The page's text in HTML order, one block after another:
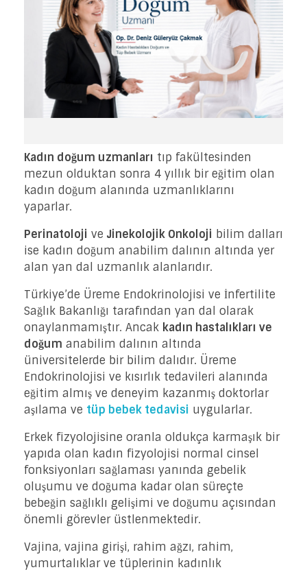
Kadın doğum uzmanları tıp fakültesinden
mezun olduktan sonra 4 yıllık bir eğitim olan
kadın doğum alanında uzmanlıklarını
yaparlar.
Perinatoloji ve Jinekolojik Onkoloji bilim dalları
ise kadın doğum anabilim dalının altında yer
alan yan dal uzmanlık alanlarıdır.
Türkiye’de Üreme Endokrinolojisi ve İnfertilite
Sağlık Bakanlığı tarafından yan dal olarak
onaylanmamıştır. Ancak kadın hastalıkları ve
doğum anabilim dalının altında
üniversitelerde bir bilim dalıdır. Üreme
Endokrinolojisi ve kısırlık tedavileri alanında
eğitim almış ve deneyim kazanmış doktorlar
aşılama ve tüp bebek tedavisi uygularlar.
Erkek fizyolojisine oranla oldukça karmaşık bir
yapıda olan kadın fizyolojisi normal cinsel
fonksiyonları sağlaması yanında gebelik
oluşumu ve doğuma kadar olan süreçte
bebeğin sağlıklı gelişimi ve doğumu açısından
önemli görevler üstlenmektedir.
Vajina, vajina girişi, rahim ağzı, rahim,
yumurtalıklar ve tüplerinin kadınlık